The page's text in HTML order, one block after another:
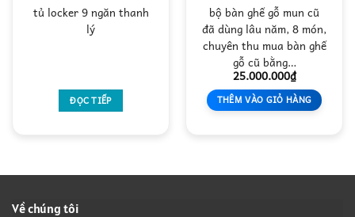
tủ locker 9 ngăn thanh
lý
ĐỌC TIẾP
bộ bàn ghế gỗ mun cũ
đã dùng lâu năm, 8 món,
chuyên thu mua bàn ghế
gỗ cũ bằng…
25.000.000₫
THÊM VÀO GIỎ HÀNG
Về chúng tôi